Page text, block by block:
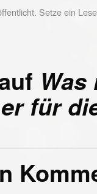
Setze ein
für